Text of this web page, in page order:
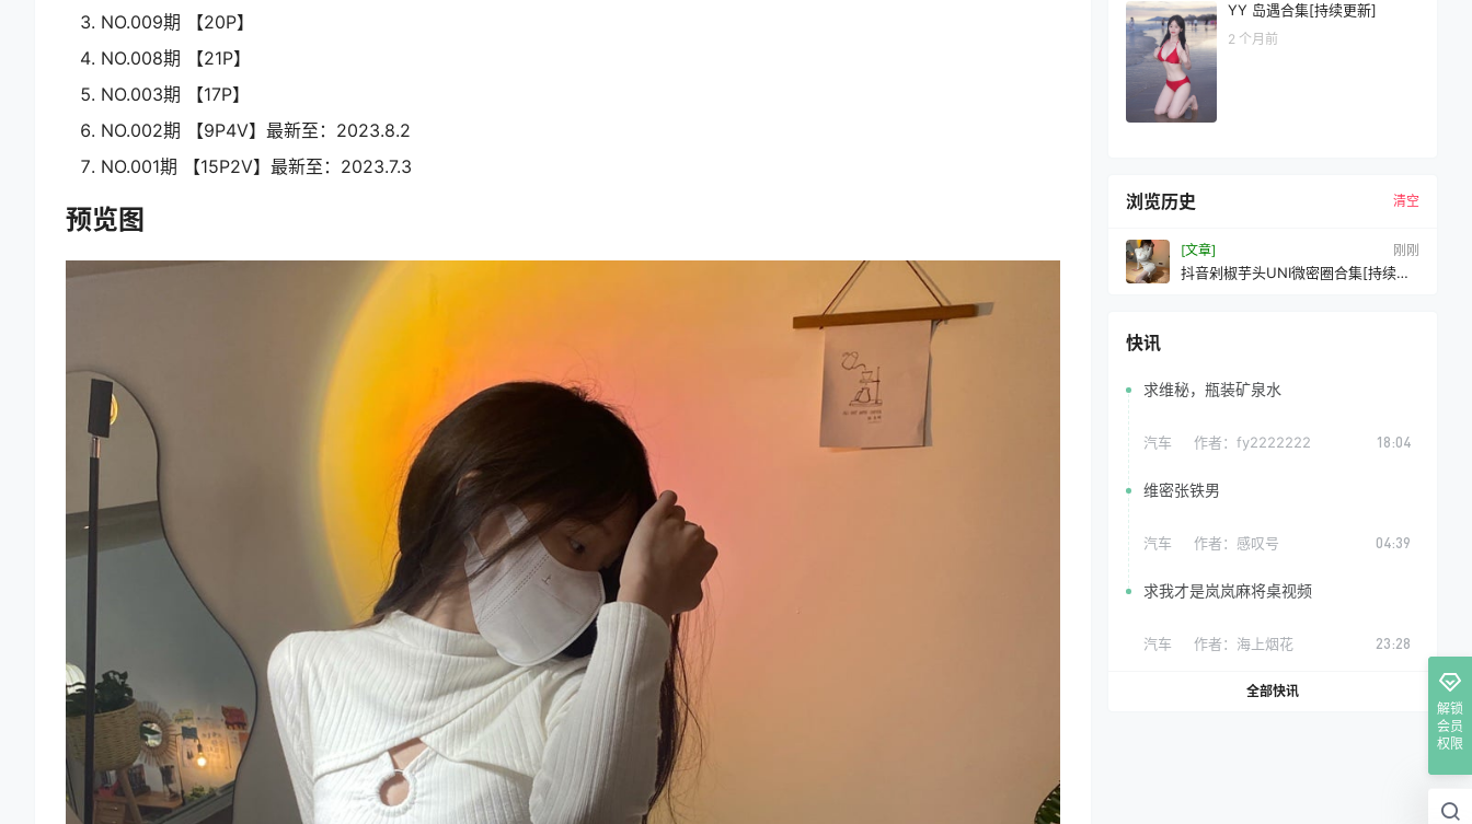
NO.009期 【20P】
NO.008期 【21P】
NO.003期 【17P】
NO.002期 【9P4V】最新至：2023.8.2
NO.001期 【15P2V】最新至：2023.7.3
预览图
YY 岛遇合集[持续更新]
2 个月前
浏览历史 清空
[文章] 刚刚
抖音剁椒芋头UNI微密圈合集[持续更
快讯
求维秘，瓶装矿泉水
汽车 作者： fy2222222 18:04
维密张铁男
汽车 作者： 感叹号 04:39
求我才是岚岚麻将桌视频
汽车 作者： 海上烟花 23:28
全部快讯
解锁
会员
权限